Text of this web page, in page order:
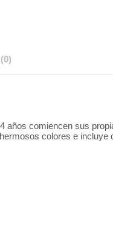
años comiencen sus
colores e